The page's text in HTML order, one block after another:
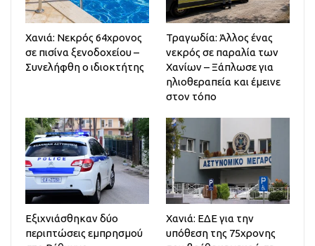
Χανιά: Νεκρός 64χρονος
σε πισίνα ξενοδοχείου –
Συνελήφθη ο ιδιοκτήτης
Τραγωδία: Άλλος ένας
νεκρός σε παραλία των
Χανίων – Ξάπλωσε για
ηλιοθεραπεία και έμεινε
στον τόπο
Εξιχνιάσθηκαν δύο
περιπτώσεις εμπρησμού
Χανιά: ΕΔΕ για την
υπόθεση της 75χρονης